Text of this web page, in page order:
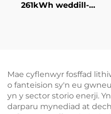
261kWh weddill-
Storio Ynni Diwydiant
Mae cyflenwyr fosffad
o fanteision sy'n eu
yn y sector storio enerji.
darparu mynediad at